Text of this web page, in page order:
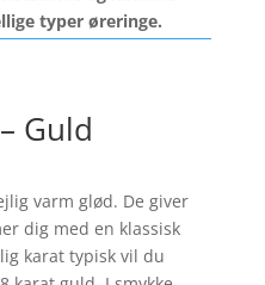
typer øreringe.
Guld
varm glød. De giver
dig med en klassisk
karat typisk vil du